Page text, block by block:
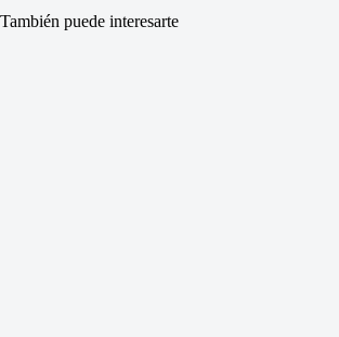
También puede interesarte